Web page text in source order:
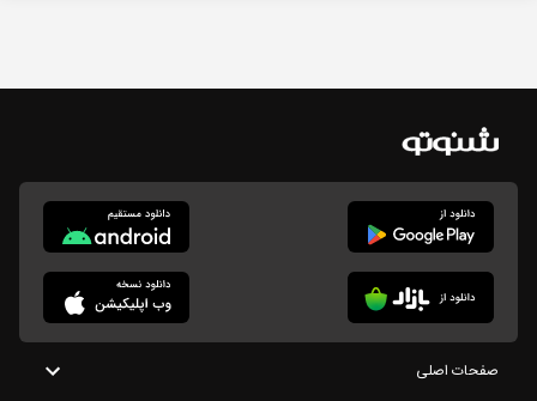
صفحات اصلی